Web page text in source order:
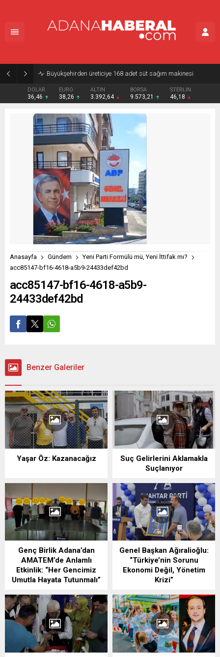
Büyükşehirden üreticiye 168 adet süt sağım makinesi
DOLAR
36,46
EURO
38,26
ALTIN
3.392,64
BORSA
9.573,21
STERLIN
46,18
Anasayfa Gündem
Yeni Parti Formülü mü, Yeni İttifak mı?
acc85147-bf16-4618-a5b9-24433def42bd
acc85147-bf16-4618-a5b9-
24433def42bd
Benzer Galeriler
Yaşar Öz: Kazanacağız
Suç Gelirlerini Aklamakla
Suçlanıyor
Genç Birlik Adana’dan
AMATEM’de Anlamlı
Etkinlik: “Her Gencimiz
Umutla Hayata Tutunmalı”
Genel Başkan Ağıralioğlu:
“Türkiye’nin Sorunu
Ekonomi Değil, Yönetim
Krizi”